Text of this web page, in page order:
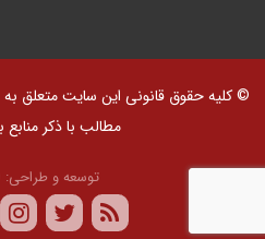
© کلیه حقوق قانونی این سایت متعلق به
مطالب با ذکر منابع
توسعه و طراحی: